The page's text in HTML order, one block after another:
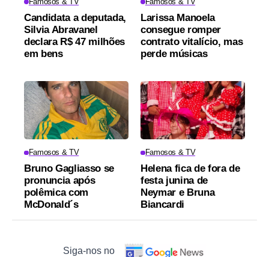
Candidata a deputada,
Silvia Abravanel
declara R$ 47 milhões
em bens
Larissa Manoela
consegue romper
contrato vitalício, mas
perde músicas
Famosos & TV
Bruno Gagliasso se
pronuncia após
polêmica com
McDonald´s
Famosos & TV
Helena fica de fora de
festa junina de
Neymar e Bruna
Biancardi
Siga-nos no